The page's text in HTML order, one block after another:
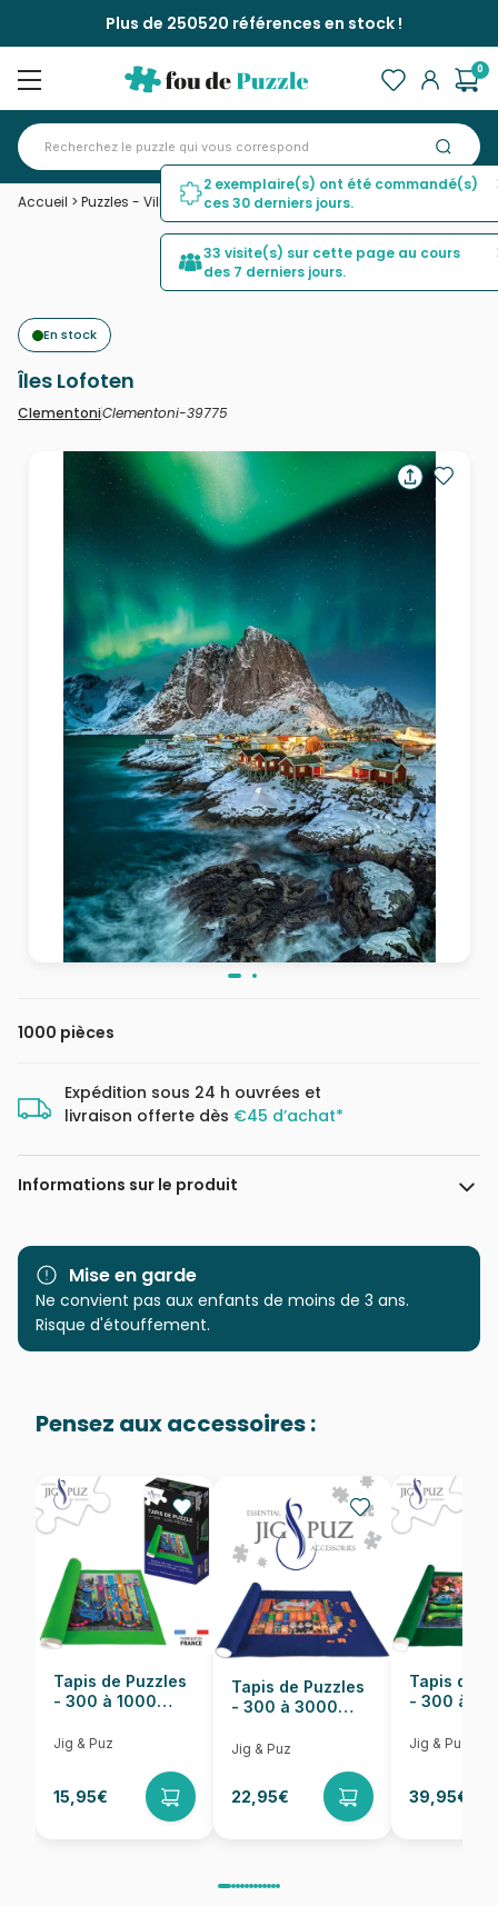
Plus de 250520 références en stock !
0
Accueil > Puzzles - Villes et Villages >Îles Lofoten
En stock
Îles Lofoten
ClementoniClementoni-39775
1000 pièces
Expédition sous 24 h ouvrées et
livraison offerte dès €45 d’achat*
Informations sur le produit
Marque
Clementoni, le Puzzle
Catégorie
EAN 8005125397754
Nombre de pièces 1000 pièces
Dimensions 70 x 50 cm
Mise en garde
Ne convient pas aux enfants de moins de 3 ans.
Risque d'étouffement.
Pensez aux accessoires :
Tapis de Puzzles
- 300 à 1000
Jig & Puz
15,95€
Tapis de Puzzles
- 300 à 3000
Jig & Puz
22,95€
Tapis de
- 300 à
Jig & Puz
39,95€
2 exemplaire(s) ont été commandé(s)
ces 30 derniers jours.
33 visite(s) sur cette page au cours
des 7 derniers jours.